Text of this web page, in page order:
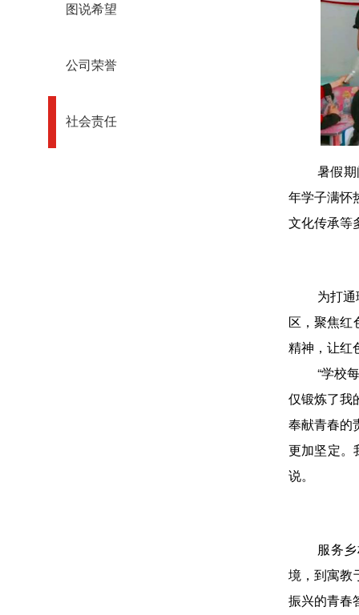
图说希望
公司荣誉
社会责任
暑假
年学子满怀
文化传承等
为打
区，聚焦红
精神，让红
“学校
仅锻炼了我
奉献青春的
更加坚定。
说。
服务
境，到寓教
振兴的青春